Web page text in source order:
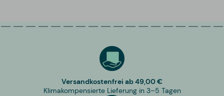
Versandkostenfrei ab 49,00 €
Klimakompensierte Lieferung in 3–5 Tagen